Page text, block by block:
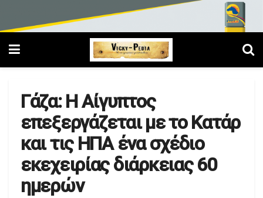
Γάζα: Η Αίγυπτος
επεξεργάζεται με το Κατάρ
και τις ΗΠΑ ένα σχέδιο
εκεχειρίας διάρκειας 60
ημερών